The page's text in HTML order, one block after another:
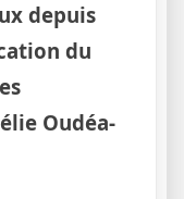
depuis
du
Oudéa-